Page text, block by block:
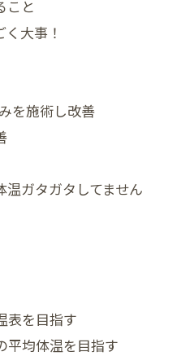
こと
大事！
を施術し改善
ガタガタしてません
表を目指す
平均体温を目指す